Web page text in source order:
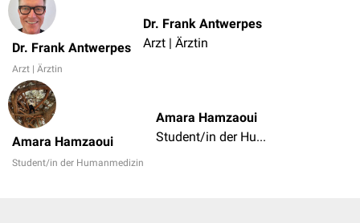
Dr. Frank Antwerpes
Arzt | Ärztin
Dr. Frank Antwerpes
Arzt | Ärztin
Amara Hamzaoui
Student/in der Humanmedizin
Amara Hamzaoui
Student/in der Humanmedizin